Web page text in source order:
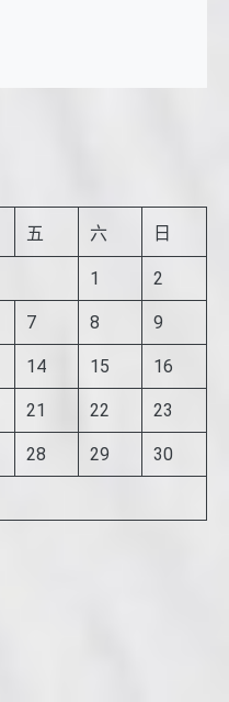
五 六 日
1 2
7 8 9
14 15 16
21 22 23
28 29 30